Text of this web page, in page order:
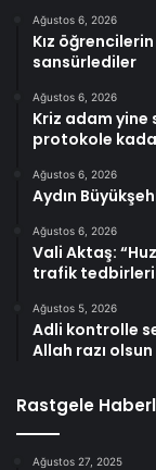
Ağustos 6, 2026
Kız
sansürlediler
Ağustos 6, 2026
Kriz adam yine
protokole
Ağustos 6, 2026
Aydın
Ağustos 6, 2026
Vali Aktaş:
trafik tedbirleri
Ağustos 5, 2026
Adli kontrolle
Allah razı olsun
Rastgele
Ağustos 27, 2025